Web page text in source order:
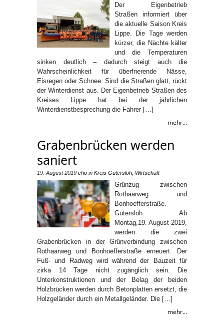
Der Eigenbetrieb
Straßen informiert über
die aktuelle Saison Kreis
Lippe. Die Tage werden
kürzer, die Nächte kälter
und die Temperaturen
sinken deutlich – dadurch steigt auch die
Wahrscheinlichkeit für überfrierende Nässe,
Eisregen oder Schnee. Sind die Straßen glatt, rückt
der Winterdienst aus. Der Eigenbetrieb Straßen des
Kreises Lippe hat bei der jährlichen
Winterdienstbesprechung die Fahrer […]
mehr...
Grabenbrücken werden
saniert
19. August 2019 cho in Kreis Gütersloh Wirtschaft
Grünzug zwischen
Rothaarweg und
Bonhoefferstraße.
Gütersloh. Ab
Montag,19. August 2019,
werden die zwei
Grabenbrücken in der Grünverbindung zwischen
Rothaarweg und Bonhoefferstraße erneuert. Der
Fuß- und Radweg wird während der Bauzeit für
zirka 14 Tage nicht zugänglich sein. Die
Unterkonstruktionen und der Belag der beiden
Holzbrücken werden durch Betonplatten ersetzt, die
Holzgeländer durch ein Metallgeländer. Die […]
mehr...